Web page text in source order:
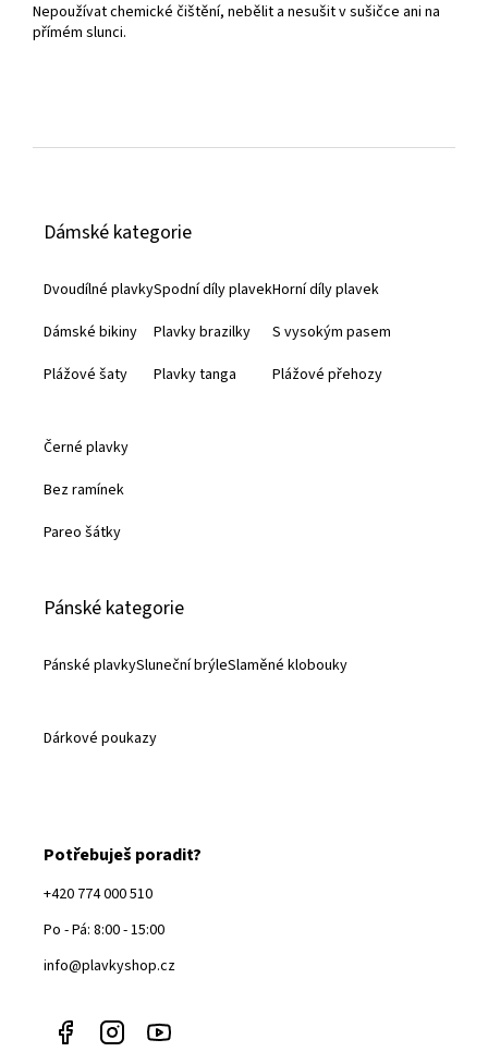
Nepoužívat chemické čištění, nebělit a nesušit v sušičce ani na
přímém slunci.
Dámské kategorie
Dvoudílné plavky
Dámské bikiny
Plážové šaty
Spodní díly plavek
Plavky brazilky
Plavky tanga
Horní díly plavek
S vysokým pasem
Plážové přehozy
Černé plavky
Bez ramínek
Pareo šátky
Pánské kategorie
Pánské plavkySluneční brýleSlaměné klobouky
Dárkové poukazy
Potřebuješ poradit?
+420 774 000 510
Po - Pá: 8:00 - 15:00
info@plavkyshop.cz